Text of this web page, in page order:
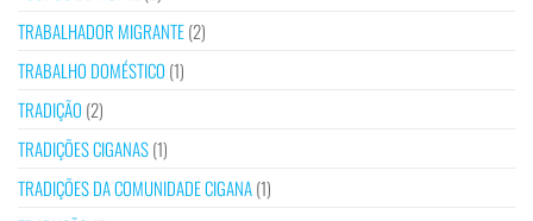
TRABALHADOR MIGRANTE(2)
TRABALHO DOMÉSTICO (1)
TRADIÇÃO (2)
TRADIÇÕES CIGANAS(1)
TRADIÇÕES DA COMUNIDADE CIGANA(1)